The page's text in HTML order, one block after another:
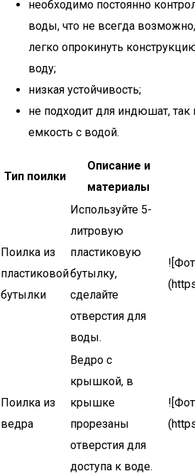
необходимо постоянно
воды, что не всегда
легко опрокинуть
воду;
низкая устойчивость;
не подходит для индюшат, так
емкость с водой.
Тип поилки
Описание и
материалы
Поилка из
пластиковой
бутылки
Используйте 5-
литровую
пластиковую
бутылку,
сделайте
отверстия для
воды.
Поилка из
ведра
Ведро с
крышкой, в
крышке
прорезаны
отверстия для
доступа к воде.